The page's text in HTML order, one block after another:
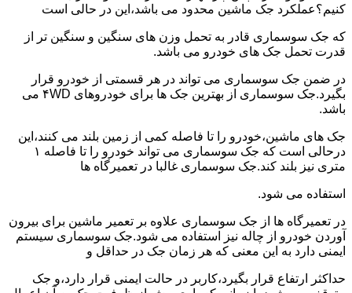
کنیم؟عملکرد جک ماشین محدود می باشد،این در حالی است
که جک سوسماری قادر به تحمل وزن های سنگین و سنگین تر از
قدرت تحمل جک های خودرو می باشد.
در ضمن جک سوسماری می تواند در هر قسمتی از خودرو قرار
بگیرد.جک سوسماری از بهترین جک ها برای خودروهای ۴WD می
باشد.
جک های ماشین،خودرو را تا فاصله کمی از زمین بلند می کنند،این
درحالی است که جک سوسماری می تواند خودرو را تا فاصله ۱
متری نیز بلند کند.جک سوسماری غالبا در تعمیرگاه ها
استفاده می شود.
در تعمیرگاه ها از جک سوسماری علاوه بر تعمیر ماشین برای بیرون
آوردن خودرو از چاله نیز استفاده می شود.جک سوسماری سیستم
ایمنی دارد به این معنی که هر زمان جک در حداقل و
حداکثر ارتفاع قرار بگیرد،کاربر در حالت ایمنی قرار دارد،و جک